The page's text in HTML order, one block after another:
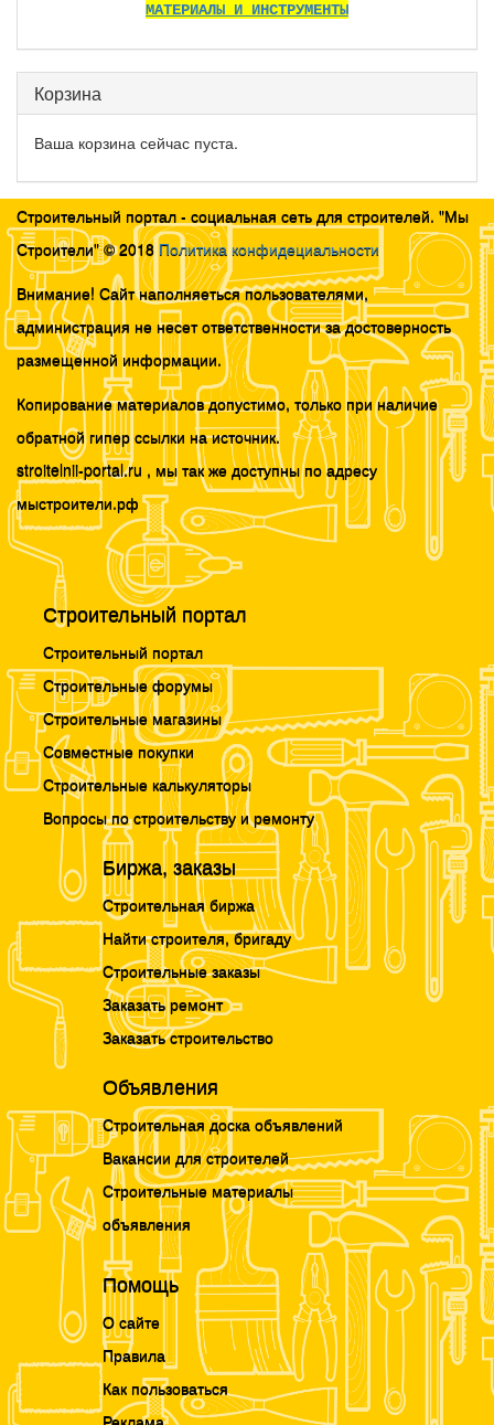
МАТЕРИАЛЫ И ИНСТРУМЕНТЫ
Корзина
Ваша корзина сейчас пуста.
Строительный портал - социальная сеть для строителей. "Мы
Строители" © 2018 Политика конфидециальности
Внимание! Сайт наполняеться пользователями,
администрация не несет ответственности за достоверность
размещенной информации.
Копирование материалов допустимо, только при наличие
обратной гипер ссылки на источник.
stroitelnii-portal.ru , мы так же доступны по адресу
мыстроители.рф
Строительный портал
Строительный портал
Строительные форумы
Строительные магазины
Совместные покупки
Строительные калькуляторы
Вопросы по строительству и ремонту
Биржа, заказы
Строительная биржа
Найти строителя, бригаду
Строительные заказы
Заказать ремонт
Заказать строительство
Объявления
Строительная доска объявлений
Вакансии для строителей
Строительные материалы
объявления
Помощь
О сайте
Правила
Как пользоваться